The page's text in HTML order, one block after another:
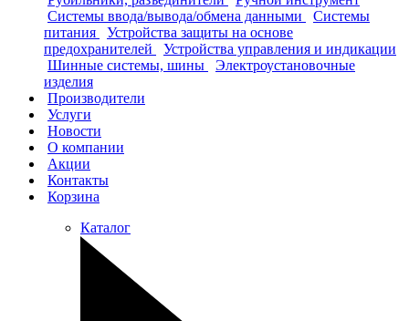
Системы ввода/вывода/обмена данными
Системы
питания
Устройства защиты на основе
предохранителей
Устройства управления и индикации
Шинные системы, шины
Электроустановочные
изделия
Производители
Услуги
Новости
О компании
Акции
Контакты
Корзина
Каталог